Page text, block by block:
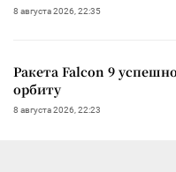
8 августа 2026, 22:35
Ракета Falcon 9
орбиту
8 августа 2026, 22:23